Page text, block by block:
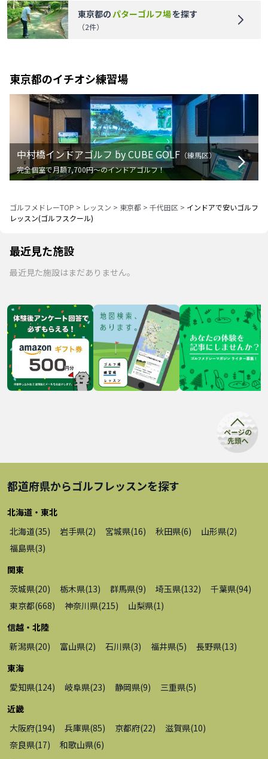
東京都のパターゴルフ場を探す
（2件）
東京都のイチオシ練習場
中村橋インドアゴルフ by CUBE GOLF （練馬区）
完全個室で月額7,700円〜のインドアゴルフ！
ゴルフメドレーTOP > レッスン > 東京都 > 千代田区 > インドアで安いゴルフ
レッスン(ゴルフスクール)
最近見た施設
最近見た施設はまだありません。
都道府県からゴルフレッスンを探す
北海道・東北
北海道(35) 岩手県(2) 宮城県(16) 秋田県(6) 山形県(2)
福島県(3)
関東
茨城県(20) 栃木県(13) 群馬県(9) 埼玉県(132) 千葉県(94)
東京都(668) 神奈川県(215) 山梨県(1 )
信越・北陸
新潟県(20) 富山県(2) 石川県(3) 福井県(5) 長野県(13)
東海
愛知県(124) 岐阜県(23) 静岡県(9) 三重県(5)
近畿
大阪府(194) 兵庫県(85) 京都府(22) 滋賀県(10)
奈良県(17) 和歌山県(6)